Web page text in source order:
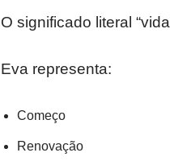
O significado literal
Eva representa:
Começo
Renovação